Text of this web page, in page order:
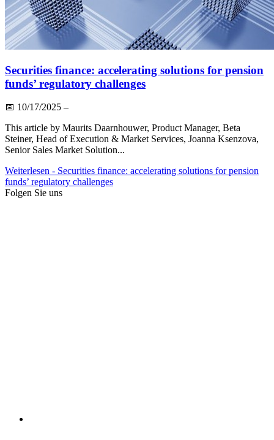
Securities finance: accelerating solutions for pension
funds’ regulatory challenges
📅 10/17/2025 –
This article by Maurits Daarnhouwer, Product Manager, Beta
Steiner, Head of Execution & Market Services, Joanna Ksenzova,
Senior Sales Market Solution...
Weiterlesen - Securities finance: accelerating solutions for pension
funds’ regulatory challenges
Folgen Sie uns